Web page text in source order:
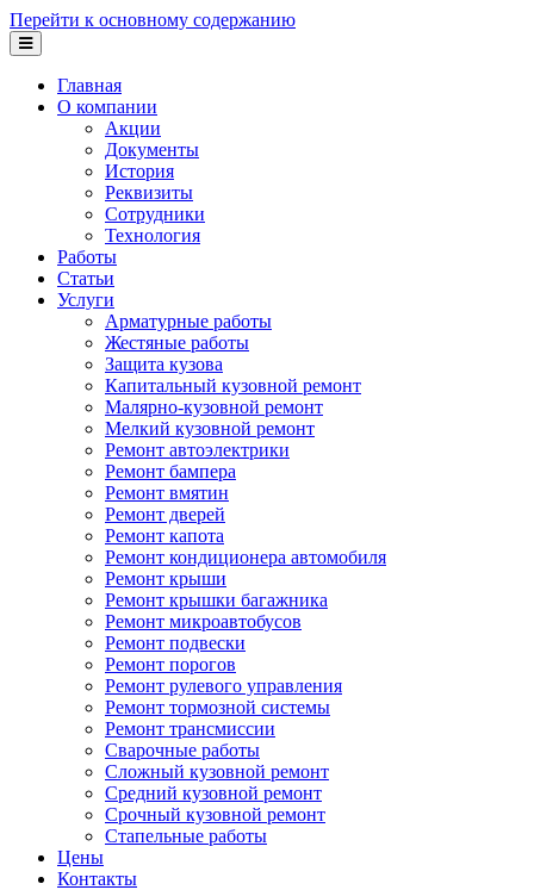
Перейти к основному содержанию
Главная
О компании
Акции
Документы
История
Реквизиты
Сотрудники
Технология
Работы
Статьи
Услуги
Арматурные работы
Жестяные работы
Защита кузова
Капитальный кузовной ремонт
Малярно-кузовной ремонт
Мелкий кузовной ремонт
Ремонт автоэлектрики
Ремонт бампера
Ремонт вмятин
Ремонт дверей
Ремонт капота
Ремонт кондиционера автомобиля
Ремонт крыши
Ремонт крышки багажника
Ремонт микроавтобусов
Ремонт подвески
Ремонт порогов
Ремонт рулевого управления
Ремонт тормозной системы
Ремонт трансмиссии
Сварочные работы
Сложный кузовной ремонт
Средний кузовной ремонт
Срочный кузовной ремонт
Стапельные работы
Цены
Контакты